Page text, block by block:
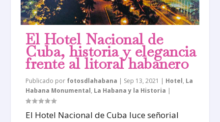
El Hotel Nacional de
Cuba, historia y elegancia
frente al litoral habanero
Publicado por fotosdlahabana | Sep 13, 2021 | Hotel, La
Habana Monumental, La Habana y la Historia |
El Hotel Nacional de Cuba luce señorial